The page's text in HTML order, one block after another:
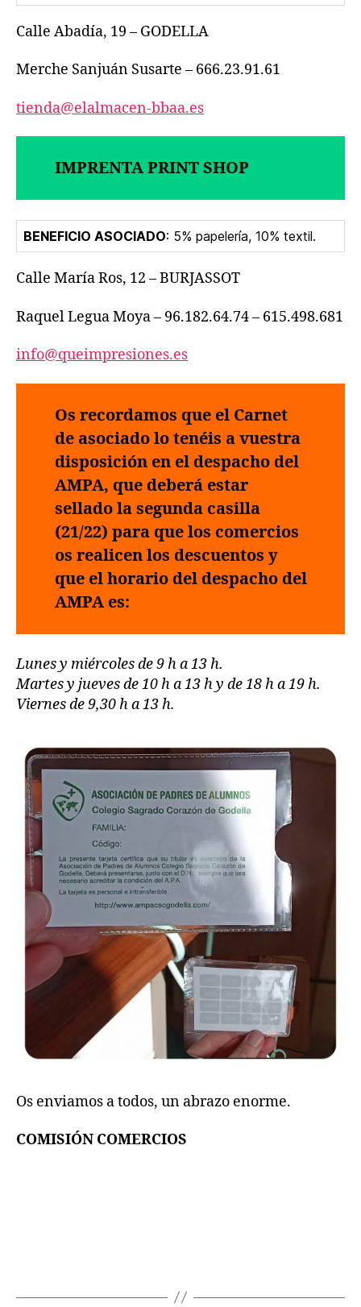
Calle Abadía, 19 – GODELLA
Merche Sanjuán Susarte – 666.23.91.61
tienda@elalmacen-bbaa.es
IMPRENTA PRINT SHOP
BENEFICIO ASOCIADO: 5% papelería, 10% textil.
Calle María Ros, 12 – BURJASSOT
Raquel Legua Moya – 96.182.64.74 – 615.498.681
info@queimpresiones.es
Os recordamos que el Carnet
de asociado lo tenéis a vuestra
disposición en el despacho del
AMPA, que deberá estar
sellado la segunda casilla
(21/22) para que los comercios
os realicen los descuentos y
que el horario del despacho del
AMPA es:
Lunes y miércoles de 9 h a 13 h.
Martes y jueves de 10 h a 13 h y de 18 h a 19 h.
Viernes de 9,30 h a 13 h.
Os enviamos a todos, un abrazo enorme.
COMISIÓN COMERCIOS